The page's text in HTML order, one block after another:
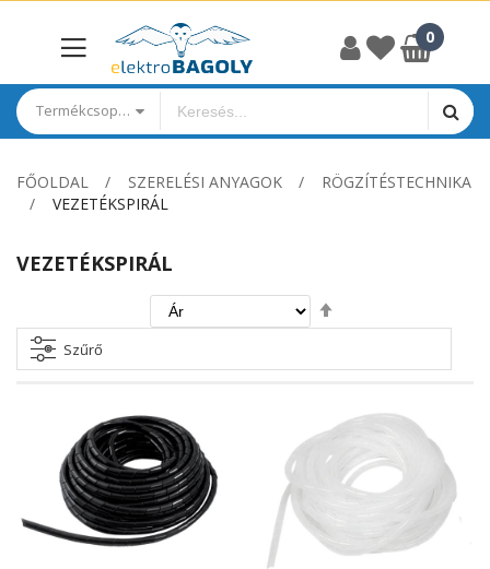
Termékcsoportok
FŐOLDAL SZERELÉSI ANYAGOK
RÖGZÍTÉSTECHNIKA
VEZETÉKSPIRÁL
VEZETÉKSPIRÁL
irány
Szűrő